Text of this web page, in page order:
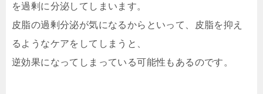
を過剰に分泌してしまいます。
皮脂の過剰分泌が気になるからといって、皮脂を抑え
るようなケアをしてしまうと、
逆効果になってしまっている可能性もあるのです。